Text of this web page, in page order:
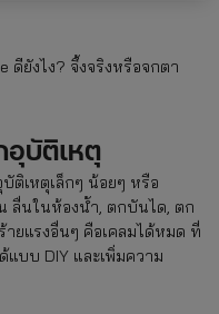
ดียังไง? จึ้งจริงหรือจกตา
บัติเหตุ
ติเหตุเล็กๆ น้อยๆ หรือ
ลื่นในห้องน้ำ, ตกบันได, ตก
ยแรงอื่นๆ คือเคลมได้หมด ที่
บบ DIY และเพิ่มความ